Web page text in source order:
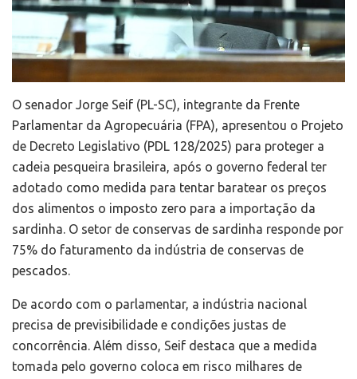
O senador Jorge Seif (PL-SC), integrante da Frente
Parlamentar da Agropecuária (FPA), apresentou o Projeto
de Decreto Legislativo (PDL 128/2025) para proteger a
cadeia pesqueira brasileira, após o governo federal ter
adotado como medida para tentar baratear os preços
dos alimentos o imposto zero para a importação da
sardinha. O setor de conservas de sardinha responde por
75% do faturamento da indústria de conservas de
pescados.
De acordo com o parlamentar, a indústria nacional
precisa de previsibilidade e condições justas de
concorrência. Além disso, Seif destaca que a medida
tomada pelo governo coloca em risco milhares de